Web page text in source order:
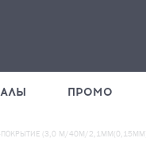
ПРОМО
ПОКРЫТИЕ (3,0 М/40М/